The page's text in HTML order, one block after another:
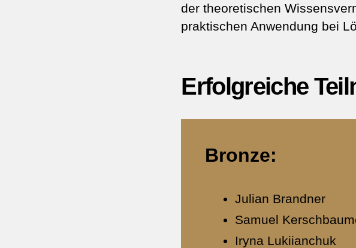
der theoretischen
praktischen Anwendung bei
Erfolgreiche
Bronze:
Julian Brandner
Samuel
Iryna Lukiianchuk